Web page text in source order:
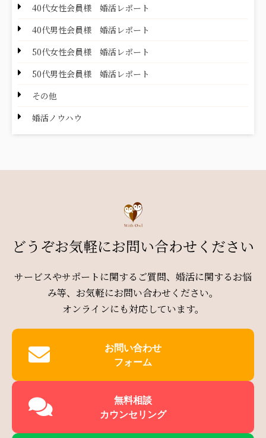
40代女性会員様 婚活レポート
40代男性会員様 婚活レポート
50代女性会員様 婚活レポート
50代男性会員様 婚活レポート
その他
婚活ノウハウ
どうぞお気軽にお問い合わせください
サービスやサポートに関するご質問、婚活に関するお悩
み等、お気軽にお問い合わせください。
オンラインにも対応しています。
お問い合わせ
フォーム
無料相談
カウンセリング